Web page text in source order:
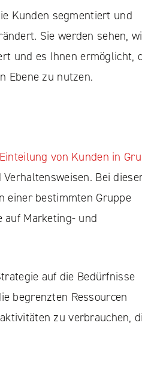
Kunden segmentiert und
Sie werden sehen,
und es Ihnen ermöglicht,
Ebene zu nutzen.
von Kunden in
Bei
einer bestimmten Gruppe
auf Marketing- und
auf die Bedürfnisse
begrenzten Ressourcen
zu verbrauchen,